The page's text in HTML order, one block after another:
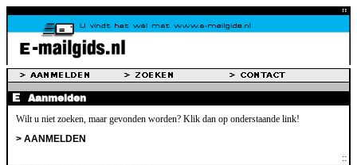
Aanmelden
Wilt u niet zoeken, maar gevonden worden? Klik dan op onderstaande link!
> AANMELDEN